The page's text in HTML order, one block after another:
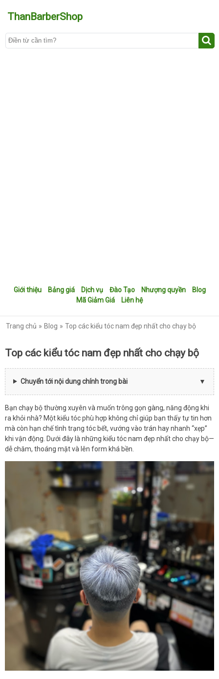
ThanBarberShop
Giới thiệu Bảng giá Dịch vụ Đào Tạo Nhượng quyền
Blog
Mã Giảm Giá
Liên hệ
Trang chủ Blog Top các kiểu tóc nam đẹp nhất cho chạy bộ
Top các kiểu tóc nam đẹp nhất cho chạy bộ
Chuyển tới nội dung chính trong bài
Bạn chạy bộ thường xuyên và muốn trông gọn gàng, năng động khi
ra khỏi nhà? Một kiểu tóc phù hợp không chỉ giúp bạn thấy tự tin hơn
mà còn hạn chế tình trạng tóc bết, vướng vào trán hay nhanh “xẹp”
khi vận động. Dưới đây là những kiểu tóc nam đẹp nhất cho chạy bộ—
dễ chăm, thoáng mặt và lên form khá bền.